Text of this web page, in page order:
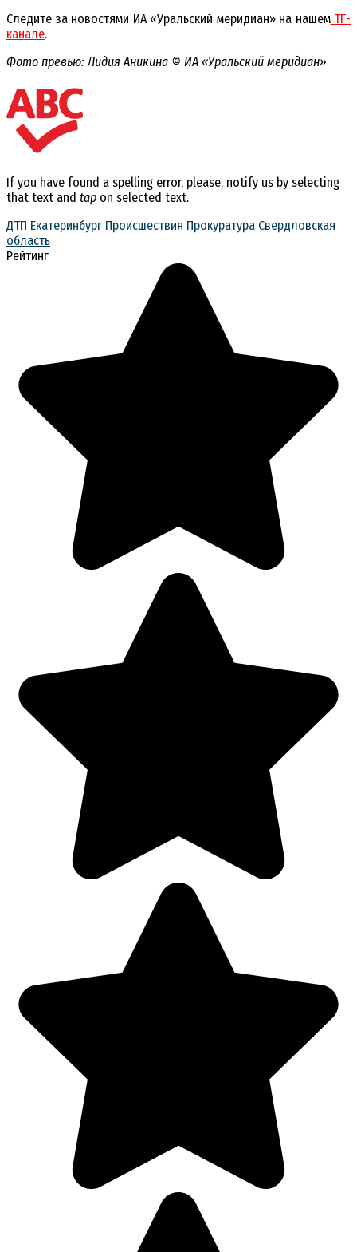
Следите за новостями ИА «Уральский меридиан» на нашемТГ-
канале.
Фото превью: Лидия Аникина © ИА «Уральский меридиан»
If you have found a spelling error, please, notify us by selecting
that text and tap on selected text.
ДТП Екатеринбург Происшествия Прокуратура Свердловская
область
Рейтинг